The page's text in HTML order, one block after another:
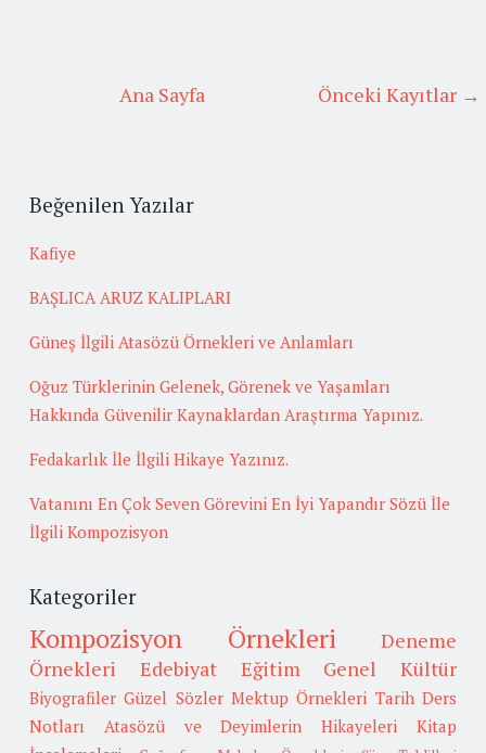
Önceki Kayıtlar →
Ana Sayfa
Beğenilen Yazılar
Kafiye
BAŞLICA ARUZ KALIPLARI
Güneş İlgili Atasözü Örnekleri ve Anlamları
Oğuz Türklerinin Gelenek, Görenek ve Yaşamları
Hakkında Güvenilir Kaynaklardan Araştırma Yapınız.
Fedakarlık İle İlgili Hikaye Yazınız.
Vatanını En Çok Seven Görevini En İyi Yapandır Sözü İle
İlgili Kompozisyon
Kategoriler
Kompozisyon Örnekleri
Deneme
Örnekleri
Edebiyat Eğitim Genel Kültür
Biyografiler Güzel Sözler Mektup Örnekleri Tarih Ders
Notları
Atasözü ve Deyimlerin Hikayeleri
Kitap